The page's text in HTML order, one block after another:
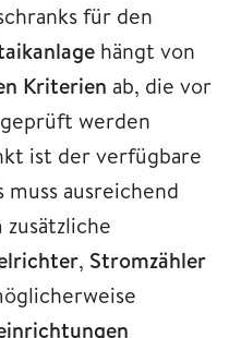
für den
hängt von
Kriterien ab, die vor
werden
ist der verfügbare
muss ausreichend
zusätzliche
, Stromzähler